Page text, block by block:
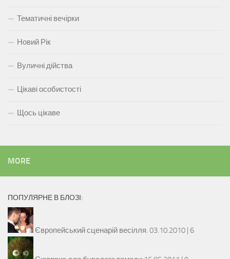
Тематичні вечірки
Новий Рік
Вуличні дійства
Цікаві особистості
Щось цікаве
MORE
ПОПУЛЯРНЕ В БЛОЗІ:
Європейський сценарій весілля. 03.10.2010 | 6